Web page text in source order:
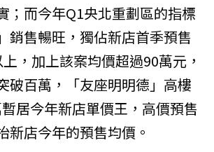
；而今年Q1央北重劃區的指標
銷售暢旺，獨佔新店首季預售
，加上該案均價超過90萬元，
破百萬，「友座明明德」高樓
居今年新店單價王，高價預售
新店今年的預售均價。